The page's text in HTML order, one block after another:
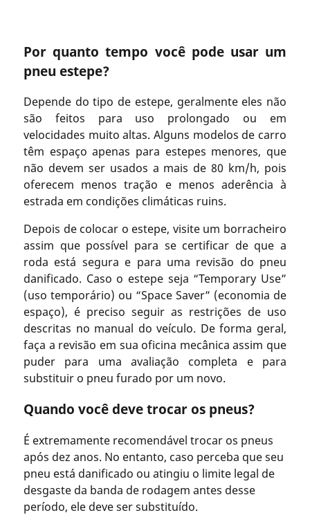
Por quanto tempo você pode usar um
pneu estepe?
Depende do tipo de estepe, geralmente eles não
são feitos para uso prolongado ou em
velocidades muito altas. Alguns modelos de carro
têm espaço apenas para estepes menores, que
não devem ser usados a mais de 80 km/h, pois
oferecem menos tração e menos aderência à
estrada em condições climáticas ruins.
Depois de colocar o estepe, visite um borracheiro
assim que possível para se certificar de que a
roda está segura e para uma revisão do pneu
danificado. Caso o estepe seja “Temporary Use”
(uso temporário) ou “Space Saver” (economia de
espaço), é preciso seguir as restrições de uso
descritas no manual do veículo. De forma geral,
faça a revisão em sua oficina mecânica assim que
puder para uma avaliação completa e para
substituir o pneu furado por um novo.
Quando você deve trocar os pneus?
É extremamente recomendável trocar os pneus
após dez anos. No entanto, caso perceba que seu
pneu está danificado ou atingiu o limite legal de
desgaste da banda de rodagem antes desse
período, ele deve ser substituído.